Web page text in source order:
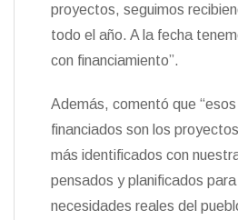
proyectos, seguimos
todo el año. A la fecha
con financiamiento”.
Además, comentó que
financiados son los
más identificados con
pensados y planificados
necesidades reales del